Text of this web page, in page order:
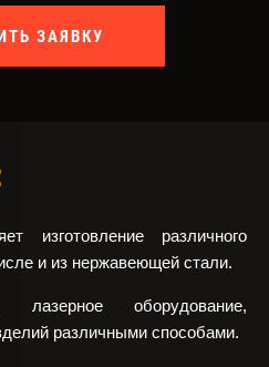
ЗАЯВКУ
изготовление различного
и из нержавеющей стали.
лазерное оборудование,
различными способами.